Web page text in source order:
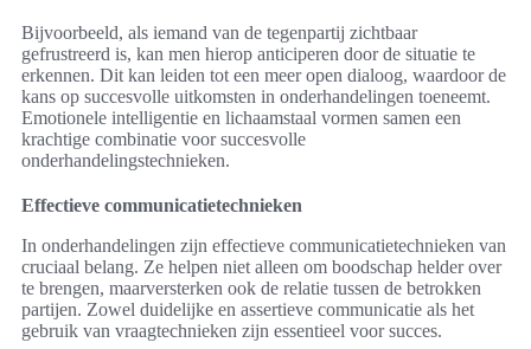
Bijvoorbeeld, als iemand van de tegenpartij zichtbaar
gefrustreerd is, kan men hierop anticiperen door de situatie te
erkennen. Dit kan leiden tot een meer open dialoog, waardoor de
kans op succesvolle uitkomsten in onderhandelingen toeneemt.
Emotionele intelligentie en lichaamstaal vormen samen een
krachtige combinatie voor succesvolle
onderhandelingstechnieken.
Effectieve communicatietechnieken
In onderhandelingen zijn effectieve communicatietechnieken van
cruciaal belang. Ze helpen niet alleen om boodschap helder over
te brengen, maarversterken ook de relatie tussen de betrokken
partijen. Zowel duidelijke en assertieve communicatie als het
gebruik van vraagtechnieken zijn essentieel voor succes.